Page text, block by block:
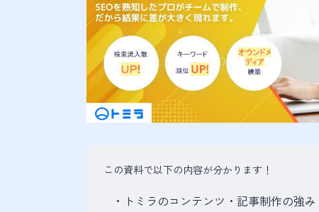
この資料で以下の内容が分かります！
・ トミラのコンテンツ・記事制作の強み